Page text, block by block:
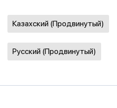
Казахский (Продвинутый)
Русский (Продвинутый)